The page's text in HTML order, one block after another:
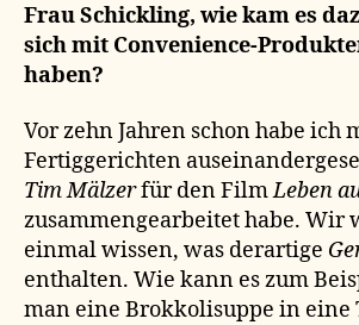
Frau Schickling, wie kam es
sich mit Convenience-
haben?
Vor zehn Jahren schon habe ich
Fertiggerichten
Tim Mälzerfür den FilmLeben
zusammengearbeitet habe. Wir
einmal wissen, was derartige
enthalten. Wie kann es zum
man eine Brokkolisuppe in eine